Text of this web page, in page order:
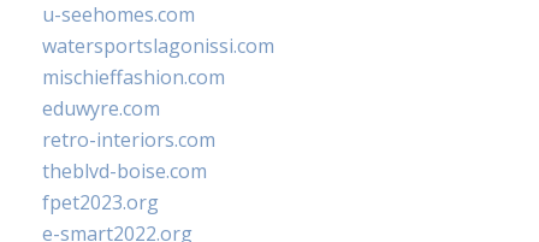
u-seehomes.com
watersportslagonissi.com
mischieffashion.com
eduwyre.com
retro-interiors.com
theblvd-boise.com
fpet2023.org
e-smart2022.org